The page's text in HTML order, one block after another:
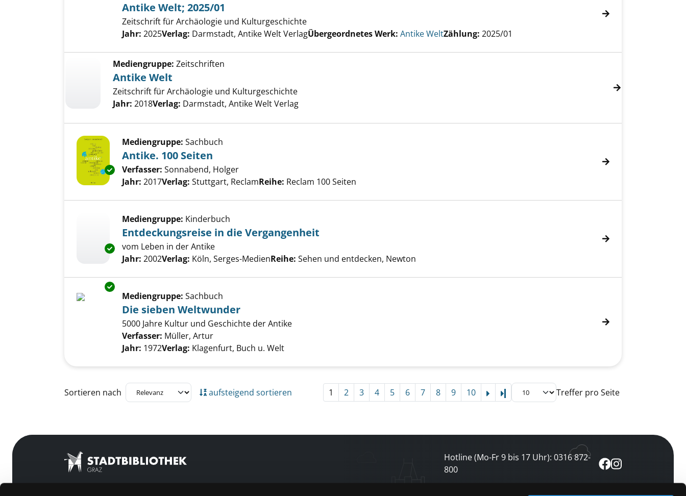
Antike Welt; 2025/01
Zeitschrift für Archäologie und Kulturgeschichte
Suche nach diesem Verfasser
Jahr: 2025Verlag: Darmstadt, Antike Welt VerlagÜbergeordnetes Werk: Antike WeltZählung: 2025/01
Mediengruppe: Zeitschriften
Antike Welt
Zeitschrift für Archäologie und Kulturgeschichte
Jahr: 2018Verlag: Darmstadt, Antike Welt Verlag
Exemplar-Details von Antike. 100 Seiten anzeigen
Mediengruppe: Sachbuch
Antike. 100 Seiten
Verfasser: Sonnabend, Holger
Jahr: 2017Verlag: Stuttgart, ReclamReihe: Reclam 100 Seiten
Exemplar-Details von Entdeckungsreise in die Vergangenheit anzeigen
Mediengruppe: Kinderbuch
Entdeckungsreise in die Vergangenheit
vom Leben in der Antike
Suche nach diesem Verfasser
Jahr: 2002Verlag: Köln, Serges-MedienReihe: Sehen und entdecken, Newton
Exemplar-Details von Die sieben Weltwunder anzeigen
Mediengruppe: Sachbuch
Die sieben Weltwunder
5000 Jahre Kultur und Geschichte der Antike
Verfasser: Müller, Artur
Jahr: 1972Verlag: Klagenfurt, Buch u. Welt
Zu den Suchfiltern springen
Sortieren nach aufsteigend sortieren 1 2 3 4 5 6 7 8 9 10 Letzte Seite Treffer pro Seite
Hotline (Mo-Fr 9 bis 17 Uhr): 0316 872-
800